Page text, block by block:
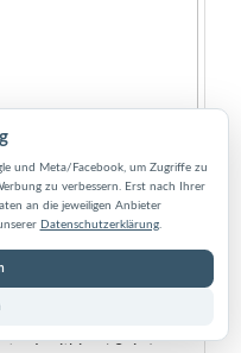
Schokolade
Etwas Zeit
trotzdem, wenn
kann. Größe: ca. 8
und Meta/Facebook, um Zugriffe zu
zu verbessern. Erst nach Ihrer
an die jeweiligen Anbieter
Datenschutzerklärung.